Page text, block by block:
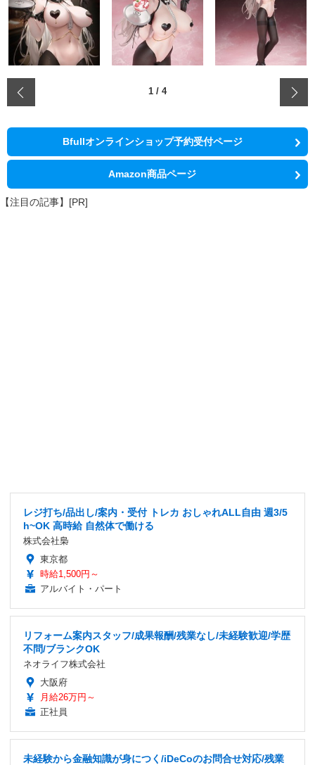
1 / 4
Bfullオンラインショップ予約受付ページ
Amazon商品ページ
【注目の記事】[PR]
レジ打ち/品出し/案内・受付 トレカ おしゃれALL自由 週3/5
h~OK 高時給 自然体で働ける
株式会社梟
東京都
時給1,500円～
アルバイト・パート
リフォーム案内スタッフ/成果報酬/残業なし/未経験歓迎/学歴
不問/ブランクOK
ネオライフ株式会社
大阪府
月給26万円～
正社員
未経験から金融知識が身につく/iDeCoのお問合せ対応/残業